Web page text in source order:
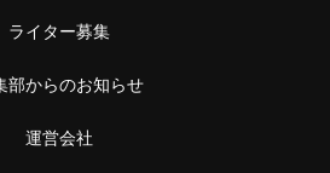
ライター募集
部からのお知らせ
運営会社